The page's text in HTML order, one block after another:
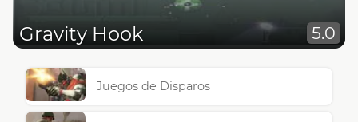
Gravity Hook 5.0
Juegos de Disparos